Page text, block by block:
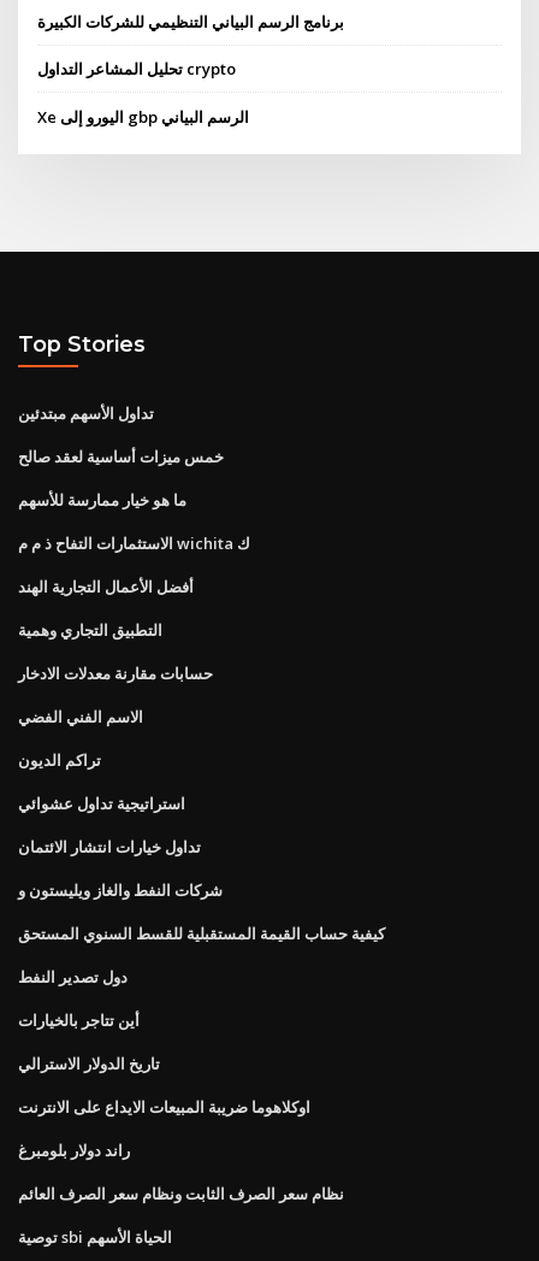
برنامج الرسم البياني التنظيمي للشركات الكبيرة
تحليل المشاعر التداول crypto
Xe اليورو إلى gbp الرسم البياني
Top Stories
تداول الأسهم مبتدئين
خمس ميزات أساسية لعقد صالح
ما هو خيار ممارسة للأسهم
الاستثمارات التفاح ذ م م wichita ك
أفضل الأعمال التجارية الهند
التطبيق التجاري وهمية
حسابات مقارنة معدلات الادخار
الاسم الفني الفضي
تراكم الديون
استراتيجية تداول عشوائي
تداول خيارات انتشار الائتمان
شركات النفط والغاز ويليستون و
كيفية حساب القيمة المستقبلية للقسط السنوي المستحق
دول تصدير النفط
أين تتاجر بالخيارات
تاريخ الدولار الاسترالي
اوكلاهوما ضريبة المبيعات الايداع على الانترنت
راند دولار بلومبرغ
نظام سعر الصرف الثابت ونظام سعر الصرف العائم
توصية sbi الحياة الأسهم